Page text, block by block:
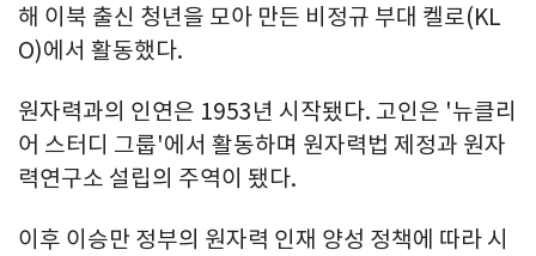
해 이북 출신 청년을 모아 만든 비정규 부대 켈로(KL
O)에서 활동했다.
원자력과의 인연은 1953년 시작됐다. 고인은 '뉴클리
어 스터디 그룹'에서 활동하며 원자력법 제정과 원자
력연구소 설립의 주역이 됐다.
이후 이승만 정부의 원자력 인재 양성 정책에 따라 시